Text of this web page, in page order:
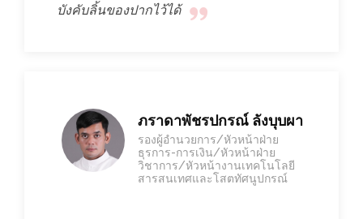
บังคับลิ้นของปากไว้ได้
ภราดาพัชรปกรณ์ ลังบุบผา
รองผู้อำนวยการ/หัวหน้าฝ่าย
ธุรการ-การเงิน/หัวหน้าฝ่าย
วิชาการ/หัวหน้างานเทคโนโลยี
สารสนเทศและโสตทัศนูปกรณ์